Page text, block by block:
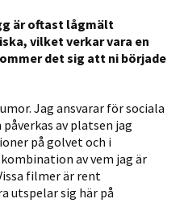
är oftast lågmält
vilket verkar vara en
det sig att ni började
Jag ansvarar för sociala
av platsen jag
på golvet och i
av vem jag är
filmer är rent
utspelar sig här på